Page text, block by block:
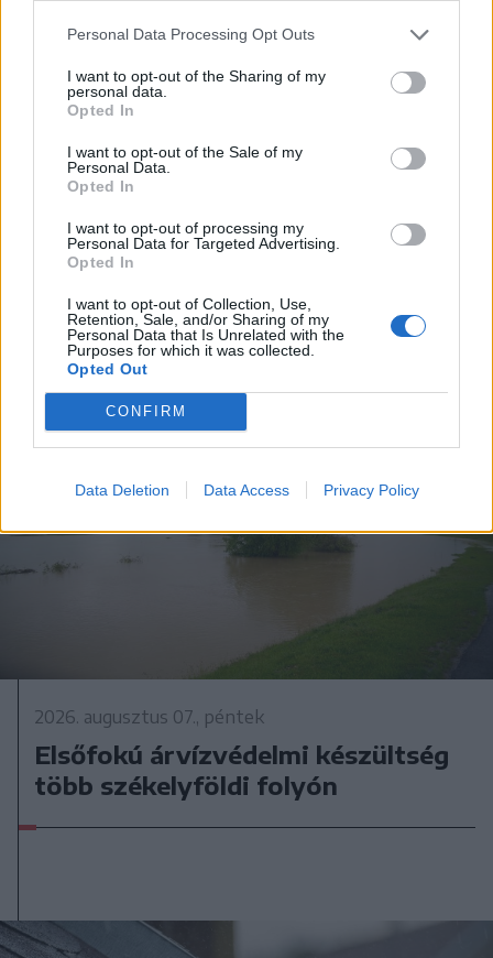
Personal Data Processing Opt Outs
I want to opt-out of the Sharing of my
personal data.
Opted In
I want to opt-out of the Sale of my
Personal Data.
Opted In
I want to opt-out of processing my
Personal Data for Targeted Advertising.
Opted In
I want to opt-out of Collection, Use,
Retention, Sale, and/or Sharing of my
Personal Data that Is Unrelated with the
Purposes for which it was collected.
Opted Out
CONFIRM
Data Deletion Data Access Privacy Policy
Nőileg
Sándor Ella: Na, indíts, s
menjünk!
A rovat további cikkei
2026. augusztus 07., péntek
Elsőfokú árvízvédelmi készültség
több székelyföldi folyón